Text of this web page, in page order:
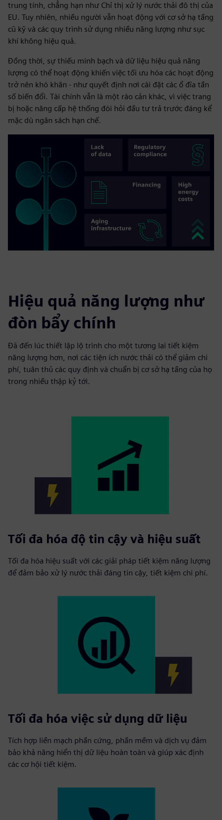
trung tính, chẳng hạn như Chỉ thị xử lý nước thải đô thị của
EU. Tuy nhiên, nhiều người vẫn hoạt động với cơ sở hạ tầng
cũ kỹ và các quy trình sử dụng nhiều năng lượng như sục
khí không hiệu quả.
Đồng thời, sự thiếu minh bạch và dữ liệu hiệu quả năng
lượng có thể hoạt động khiến việc tối ưu hóa các hoạt động
trở nên khó khăn - như quyết định nơi cài đặt các ổ đĩa tần
số biến đổi. Tài chính vẫn là một rào cản khác, vì việc trang
bị hoặc nâng cấp hệ thống đòi hỏi đầu tư trả trước đáng kể
mặc dù ngân sách hạn chế.
Hiệu quả năng lượng như
đòn bẩy chính
Đã đến lúc thiết lập lộ trình cho một tương lai tiết kiệm
năng lượng hơn, nơi các tiện ích nước thải có thể giảm chi
phí, tuân thủ các quy định và chuẩn bị cơ sở hạ tầng của họ
trong nhiều thập kỷ tới.
Tối đa hóa độ tin cậy và hiệu suất
Tối đa hóa hiệu suất với các giải pháp tiết kiệm năng lượng
để đảm bảo xử lý nước thải đáng tin cậy, tiết kiệm chi phí.
Tối đa hóa việc sử dụng dữ liệu
Tích hợp liền mạch phần cứng, phần mềm và dịch vụ đảm
bảo khả năng hiển thị dữ liệu hoàn toàn và giúp xác định
các cơ hội tiết kiệm.